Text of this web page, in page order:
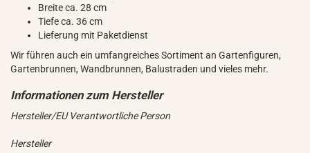
Breite ca. 28 cm
Tiefe ca. 36 cm
Lieferung mit Paketdienst
Wir führen auch ein umfangreiches Sortiment an Gartenfiguren,
Gartenbrunnen, Wandbrunnen, Balustraden und vieles mehr.
Hersteller/EU Verantwortliche Person
Hersteller